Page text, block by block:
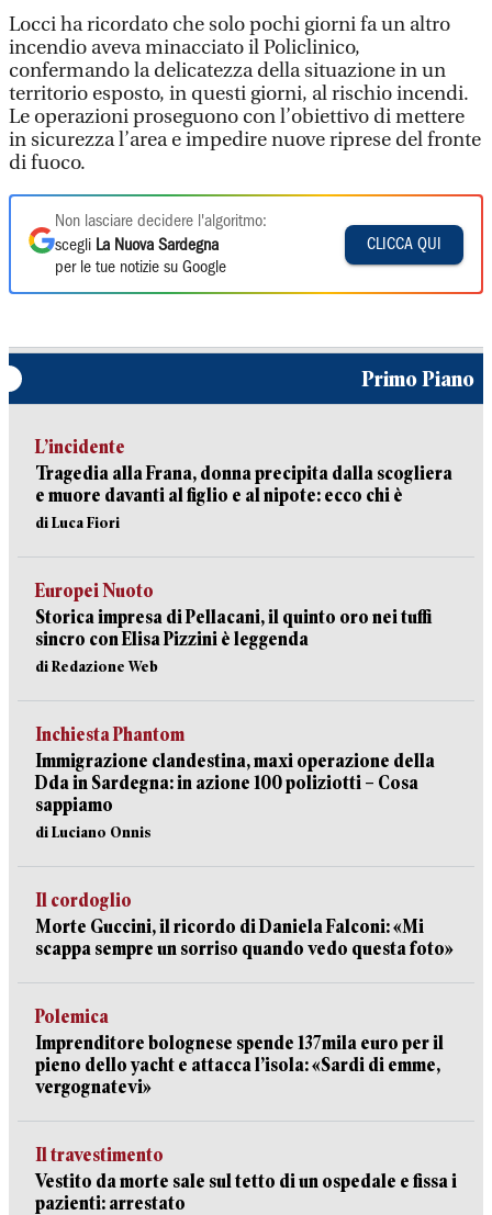
Locci ha ricordato che solo pochi giorni fa un altro
incendio aveva minacciato il Policlinico,
confermando la delicatezza della situazione in un
territorio esposto, in questi giorni, al rischio incendi.
Le operazioni proseguono con l’obiettivo di mettere
in sicurezza l’area e impedire nuove riprese del fronte
di fuoco.
Non lasciare decidere l'algoritmo:
scegli La Nuova Sardegna
per le tue notizie su Google
CLICCA QUI
Primo Piano
L’incidente
Tragedia alla Frana, donna precipita dalla scogliera
e muore davanti al figlio e al nipote: ecco chi è
di Luca Fiori
Europei Nuoto
Storica impresa di Pellacani, il quinto oro nei tuffi
sincro con Elisa Pizzini è leggenda
di Redazione Web
Inchiesta Phantom
Immigrazione clandestina, maxi operazione della
Dda in Sardegna: in azione 100 poliziotti – Cosa
sappiamo
di Luciano Onnis
Il cordoglio
Morte Guccini, il ricordo di Daniela Falconi: «Mi
scappa sempre un sorriso quando vedo questa foto»
Polemica
Imprenditore bolognese spende 137mila euro per il
pieno dello yacht e attacca l’isola: «Sardi di emme,
vergognatevi»
Il travestimento
Vestito da morte sale sul tetto di un ospedale e fissa i
pazienti: arrestato